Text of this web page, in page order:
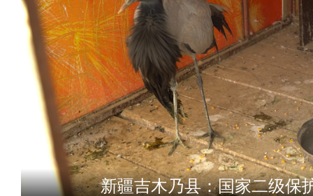
新疆吉木乃县：国家二级保